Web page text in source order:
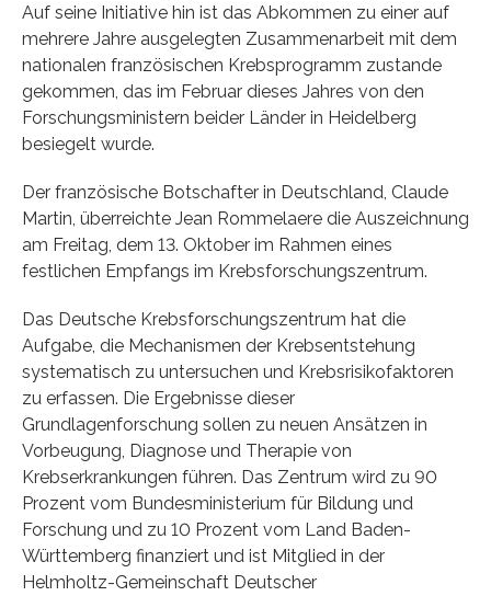
Auf seine Initiative hin ist das Abkommen zu einer auf
mehrere Jahre ausgelegten Zusammenarbeit mit dem
nationalen französischen Krebsprogramm zustande
gekommen, das im Februar dieses Jahres von den
Forschungsministern beider Länder in Heidelberg
besiegelt wurde.
Der französische Botschafter in Deutschland, Claude
Martin, überreichte Jean Rommelaere die Auszeichnung
am Freitag, dem 13. Oktober im Rahmen eines
festlichen Empfangs im Krebsforschungszentrum.
Das Deutsche Krebsforschungszentrum hat die
Aufgabe, die Mechanismen der Krebsentstehung
systematisch zu untersuchen und Krebsrisikofaktoren
zu erfassen. Die Ergebnisse dieser
Grundlagenforschung sollen zu neuen Ansätzen in
Vorbeugung, Diagnose und Therapie von
Krebserkrankungen führen. Das Zentrum wird zu 90
Prozent vom Bundesministerium für Bildung und
Forschung und zu 10 Prozent vom Land Baden-
Württemberg finanziert und ist Mitglied in der
Helmholtz-Gemeinschaft Deutscher